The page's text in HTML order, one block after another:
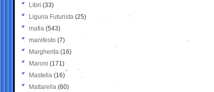
Libri (33)
Liguria Futurista (25)
mafia (543)
manifesto (7)
Margherita (16)
Maroni (171)
Mastella (16)
Mattarella (60)